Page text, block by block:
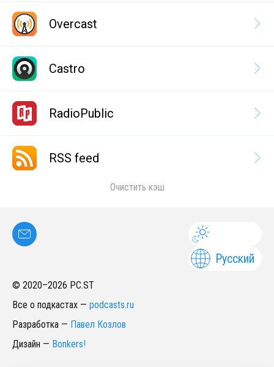
Overcast
Castro
RadioPublic
RSS feed
Очистить кэш
Русский
© 2020–2026 PC.ST
Все о подкастах — podcasts.ru
Разработка — Павел Козлов
Дизайн — Bonkers!